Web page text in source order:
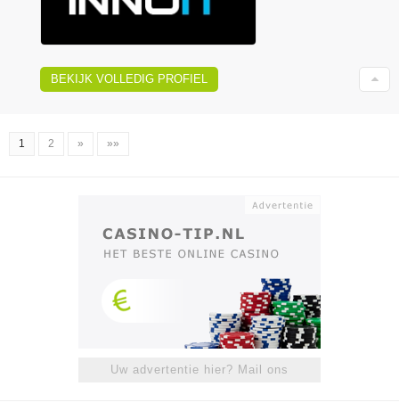
BEKIJK VOLLEDIG PROFIEL
1 2 » »»
Uw advertentie hier? Mail ons